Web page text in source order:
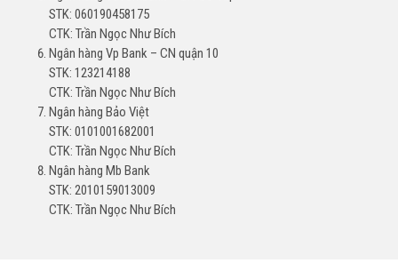
STK: 060190458175
CTK: Trần Ngọc Như Bích
Ngân hàng Vp Bank – CN quận 10
STK: 123214188
CTK: Trần Ngọc Như Bích
Ngân hàng Bảo Việt
STK: 0101001682001
CTK: Trần Ngọc Như Bích
Ngân hàng Mb Bank
STK: 2010159013009
CTK: Trần Ngọc Như Bích